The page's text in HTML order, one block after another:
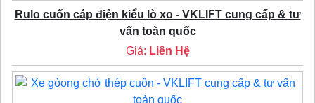
Rulo cuốn cáp điện kiểu lò xo - VKLIFT cung cấp & tư
vấn toàn quốc
Giá: Liên Hệ